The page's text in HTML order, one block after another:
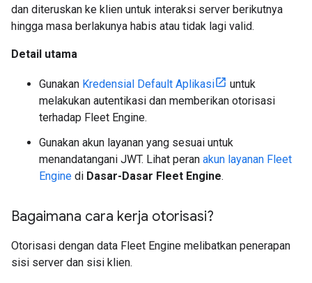
dan diteruskan ke klien untuk interaksi server berikutnya
hingga masa berlakunya habis atau tidak lagi valid.
Detail utama
Gunakan Kredensial Default Aplikasi
untuk
melakukan autentikasi dan memberikan otorisasi
terhadap Fleet Engine.
Gunakan akun layanan yang sesuai untuk
menandatangani JWT. Lihat peran akun layanan Fleet
Engine di Dasar-Dasar Fleet Engine.
Bagaimana cara kerja otorisasi?
Otorisasi dengan data Fleet Engine melibatkan penerapan
sisi server dan sisi klien.